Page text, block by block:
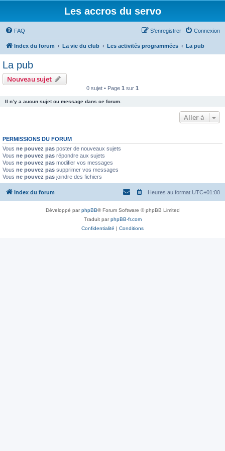
Les accros du servo
FAQ Connexion
S’enregistrer
Index du forum La vie du club Les activités programmées La pub
La pub
Nouveau sujet
0 sujet • Page 1 sur 1
Il n’y a aucun sujet ou message dans ce forum.
Aller à
PERMISSIONS DU FORUM
Vous ne pouvez pas poster de nouveaux sujets
Vous ne pouvez pas répondre aux sujets
Vous ne pouvez pas modifier vos messages
Vous ne pouvez pas supprimer vos messages
Vous ne pouvez pas joindre des fichiers
Index du forum Heures au format UTC+01:00
Développé parphpBB® Forum Software © phpBB Limited
Traduit parphpBB-fr.com
Confidentialité | Conditions